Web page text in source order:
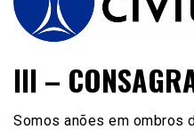
Instituto
preservar sua história e
e próspero.
III –
Somos anões em ombros